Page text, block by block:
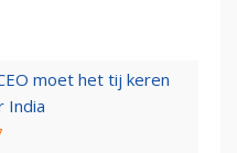
moet het tij keren
India